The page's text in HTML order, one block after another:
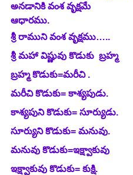
అనడానికి వంశ వృక్షమే
శ్రీ రాముని వంశ వృక్షము…..
శ్రీ మహా విష్ణువు కొడుకు  బ్రహ్మ
బ్రహ్మ కొడుకు=మరీచి .
మరీచి కొడుకు= కాశ్యపుడు.
కాశ్యపుని కొడుకు= సూర్యుడు.
సూర్యుని కొడుకు= మనువు.
మనువు కొడుకు=ఇక్ష్వాకువు
ఇక్ష్వాకువు కొడుకు= కుక్షి.